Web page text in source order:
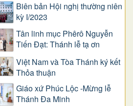
Biên bản Hội nghị thường niên
kỳ I/2023
Tân linh mục Phêrô Nguyễn
Tiến Đạt: Thánh lễ tạ ơn
Việt Nam và Tòa Thánh ký kết
Thỏa thuận
Giáo xứ Phúc Lộc -Mừng lễ
Thánh Đa Minh